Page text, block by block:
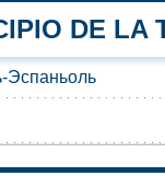
DE LA
Эспаньоль